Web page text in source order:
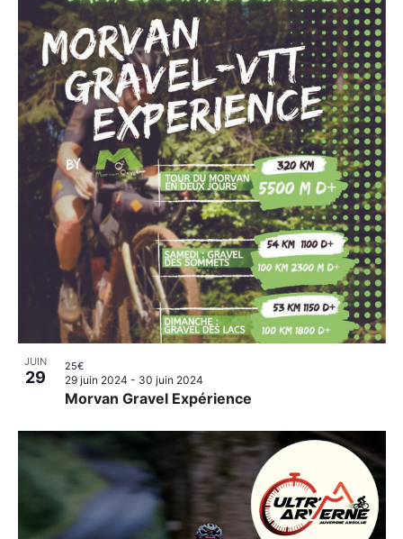
JUIN
29
Morvan Gravel Expérience
29 juin 2024 - 30 juin 2024
25€